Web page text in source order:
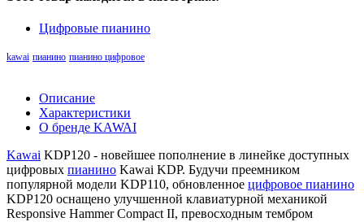
Цифровые пианино
kawai пианино пианино цифровое
Описание
Характеристики
О бренде KAWAI
Kawai KDP120 - новейшее пополнение в линейке доступных
цифровых пианино Kawai KDP. Будучи преемником
популярной модели KDP110, обновленное цифровое пианино
KDP120 оснащено улучшенной клавиатурной механикой
Responsive Hammer Compact II, превосходным тембром